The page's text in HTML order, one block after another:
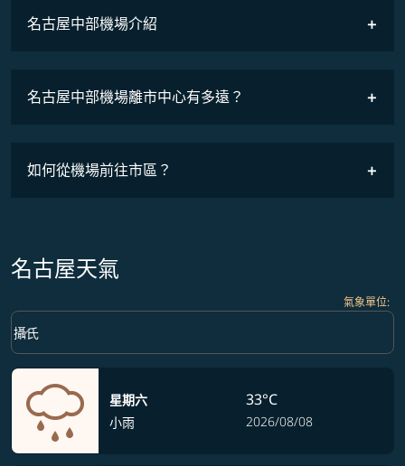
名古屋中部機場介紹
名古屋中部機場離市中心有多遠？
如何從機場前往市區？
名古屋天氣
氣象單位:
Weather unit option 攝氏 Selected
攝氏
keyboard_arrow_down
星期六
小雨
33°C
2026/08/08